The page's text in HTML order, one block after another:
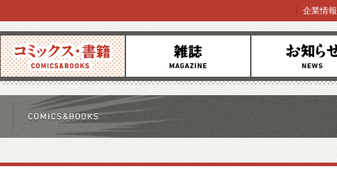
コミックス 雑誌 お知らせ
企業情報